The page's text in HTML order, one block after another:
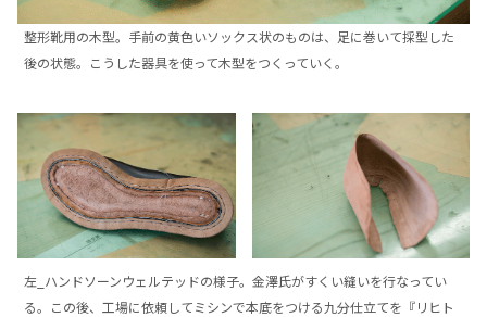
整形靴用の木型。手前の黄色いソックス状のものは、足に巻いて採型した
後の状態。こうした器具を使って木型をつくっていく。
左_ハンドソーンウェルテッドの様子。金澤氏がすくい縫いを行なってい
る。この後、工場に依頼してミシンで本底をつける九分仕立てを『リヒト